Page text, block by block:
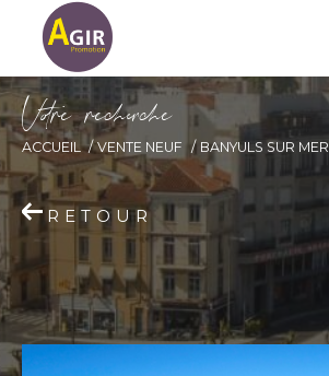
Vore recece
ACCUEIL VENTE NEUF BANYULS SUR MER
RETOUR